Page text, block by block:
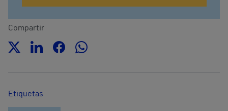
Compartir
Etiquetas